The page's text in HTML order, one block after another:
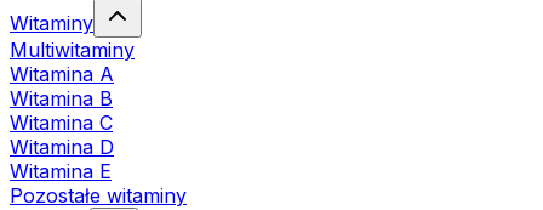
Witaminy
Multiwitaminy
Witamina A
Witamina B
Witamina C
Witamina D
Witamina E
Pozostałe witaminy